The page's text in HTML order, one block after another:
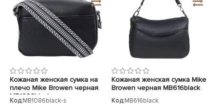
Кожаная женская сумка на
плечо Mike Browen черная
MB1086black
Код:MB1086black-s
Кожаная женская сумка Mike
Browen черная MB616black
Код:MB616black